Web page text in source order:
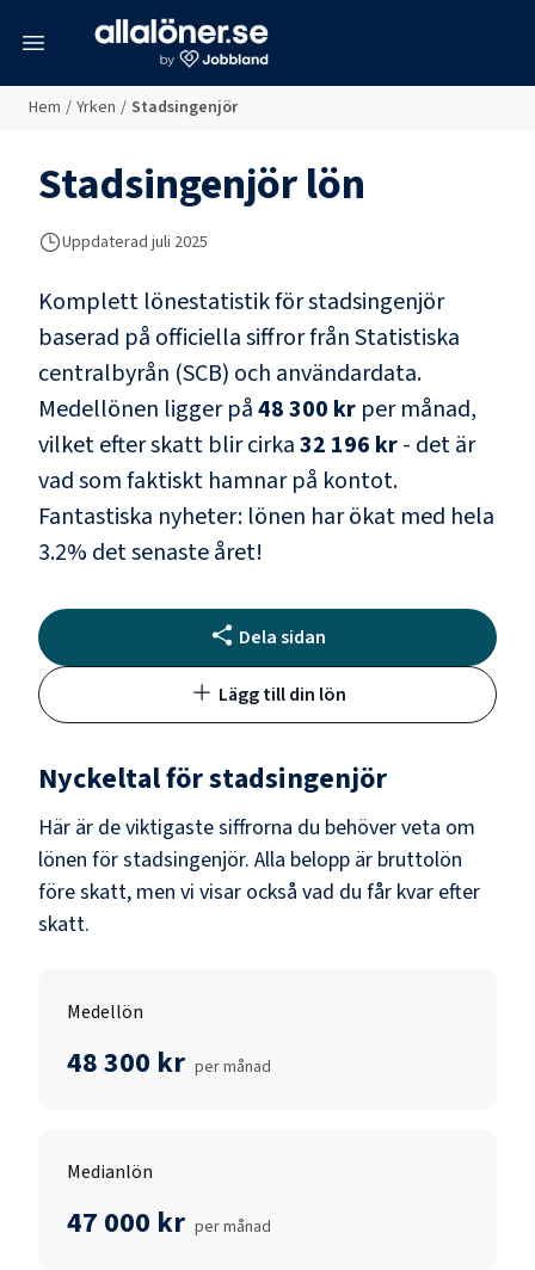
Hem / Yrken / Stadsingenjör
Stadsingenjörlön
Uppdaterad juli 2025
Komplett lönestatistik förstadsingenjör
baserad på officiella siffror från Statistiska
centralbyrån (SCB) och användardata.
Medellönen ligger på48 300 kr per månad,
vilket efter skatt blir cirka32 196 kr- det är
vad som faktiskt hamnar på kontot.
Fantastiska nyheter: lönen har ökat med hela
3.2% det senaste året!
Dela sidan
Lägg till din lön
Nyckeltal förstadsingenjör
Här är de viktigaste siffrorna du behöver veta om
lönen förstadsingenjör. Alla belopp är bruttolön
före skatt, men vi visar också vad du får kvar efter
skatt.
Medellön
48 300 kr per månad
Medianlön
47 000 kr per månad